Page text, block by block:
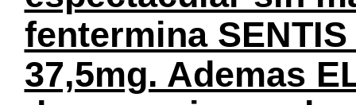
fentermina
37,5mg. Ademas